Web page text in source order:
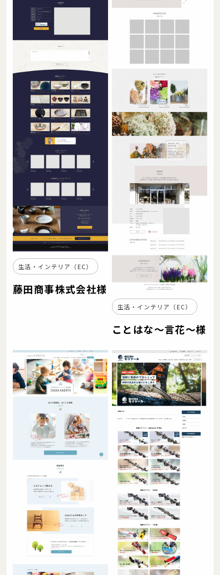
生活・インテリア（EC）
藤田商事株式会社様
生活・インテリア（EC）
ことはな～言花～様